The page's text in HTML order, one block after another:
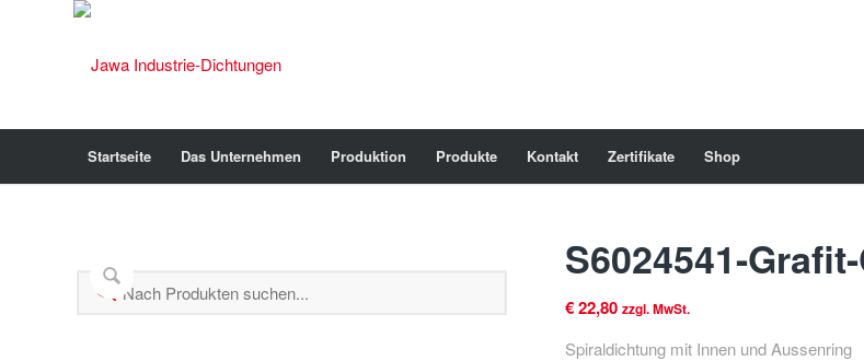
Startseite Das Unternehmen Produktion Produkte Kontakt Zertifikate Shop
S6024541-
€22,80 zzgl. MwSt.
Spiraldichtung mit Innen und Aussenring